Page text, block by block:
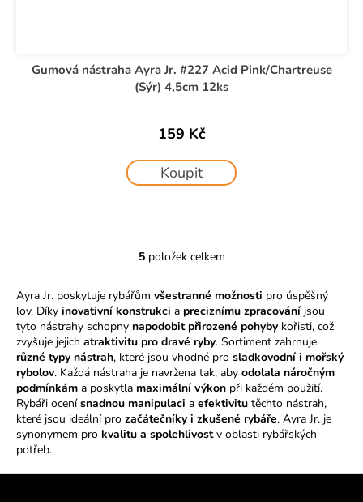
Gumová nástraha Ayra Jr. #227 Acid Pink/Chartreuse
(Sýr) 4,5cm 12ks
159 Kč
Koupit
O
l
á
d
a
c
í
p
r
v
y
5položek celkem
Ayra Jr. poskytuje rybářům všestranné možnosti pro úspěšný
lov. Díky inovativní konstrukci a preciznímu zpracování jsou
tyto nástrahy schopny napodobit přirozené pohyby kořisti, což
zvyšuje jejich atraktivitu pro dravé ryby. Sortiment zahrnuje
různé typy nástrah, které jsou vhodné pro sladkovodní i mořský
rybolov. Každá nástraha je navržena tak, aby odolala náročným
podmínkám a poskytla maximální výkon při každém použití.
Rybáři ocenísnadnou manipulaci a efektivitu těchto nástrah,
které jsou ideální pro začátečníky i zkušené rybáře. Ayra Jr. je
synonymem pro kvalitu a spolehlivostv oblasti rybářských
potřeb.